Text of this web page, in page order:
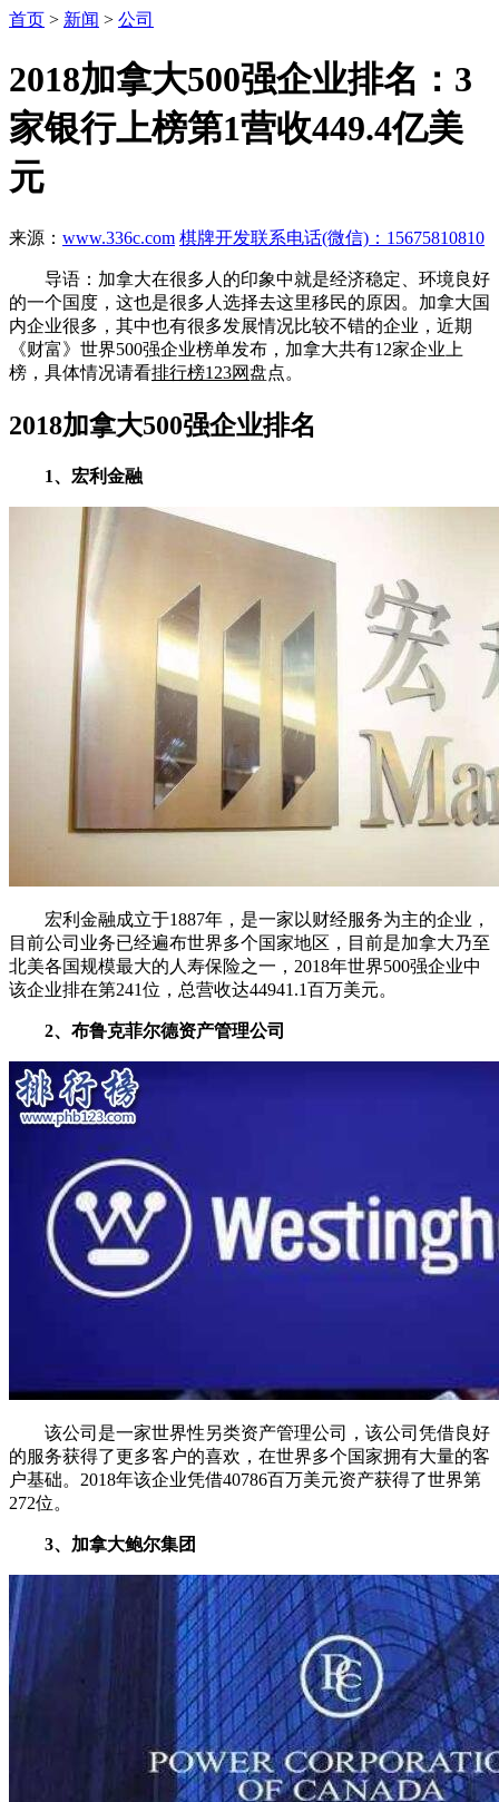
首页 > 新闻 > 公司
2018加拿大500强企业排名：3
家银行上榜第1营收449.4亿美
元
来源： www.336c.com 棋牌开发联系电话(微信)：15675810810
导语：加拿大在很多人的印象中就是经济稳定、环境良好
的一个国度，这也是很多人选择去这里移民的原因。加拿大国
内企业很多，其中也有很多发展情况比较不错的企业，近期
《财富》世界500强企业榜单发布，加拿大共有12家企业上
榜，具体情况请看排行榜123网盘点。
2018加拿大500强企业排名
1、宏利金融
宏利金融成立于1887年，是一家以财经服务为主的企业，
目前公司业务已经遍布世界多个国家地区，目前是加拿大乃至
北美各国规模最大的人寿保险之一，2018年世界500强企业中
该企业排在第241位，总营收达44941.1百万美元。
2、布鲁克菲尔德资产管理公司
该公司是一家世界性另类资产管理公司，该公司凭借良好
的服务获得了更多客户的喜欢，在世界多个国家拥有大量的客
户基础。2018年该企业凭借40786百万美元资产获得了世界第
272位。
3、加拿大鲍尔集团